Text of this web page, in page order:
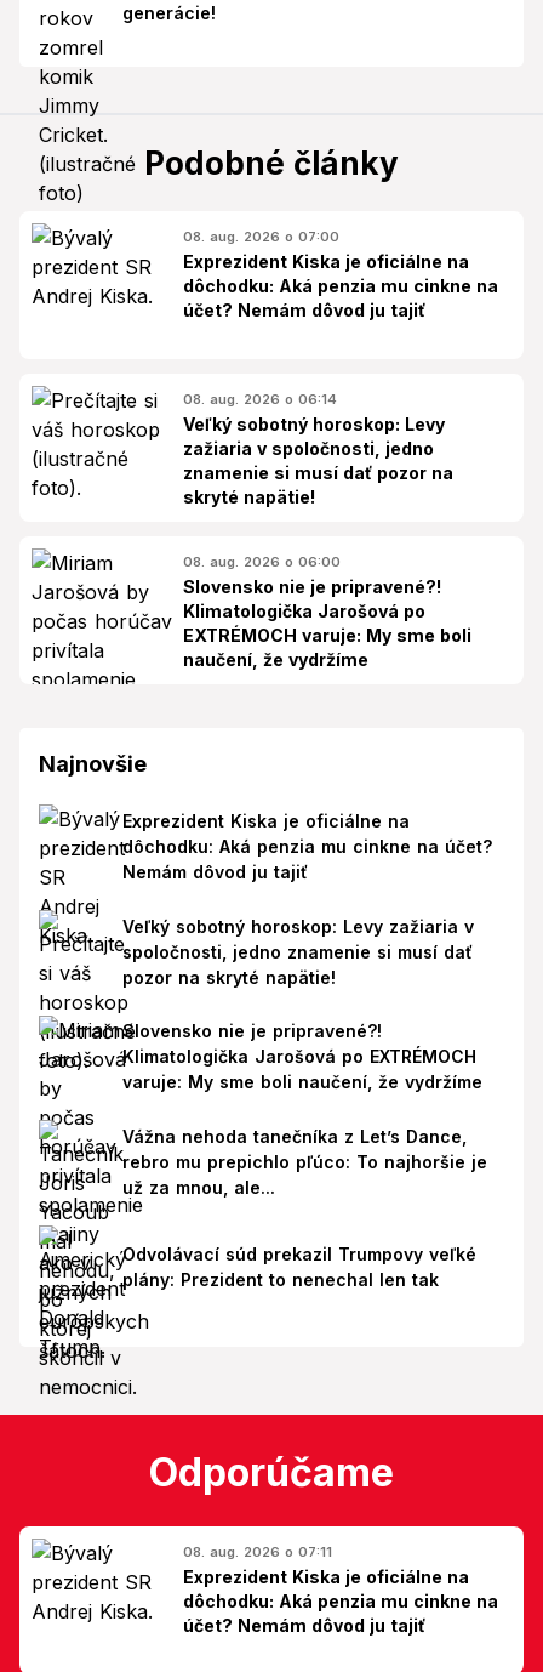
generácie!
Podobné články
08. aug. 2026 o 07:00
Exprezident Kiska je oficiálne na
dôchodku: Aká penzia mu cinkne na
účet? Nemám dôvod ju tajiť
08. aug. 2026 o 06:14
Veľký sobotný horoskop: Levy
zažiaria v spoločnosti, jedno
znamenie si musí dať pozor na
skryté napätie!
08. aug. 2026 o 06:00
Slovensko nie je pripravené?!
Klimatologička Jarošová po
EXTRÉMOCH varuje: My sme boli
naučení, že vydržíme
Najnovšie
Exprezident Kiska je oficiálne na
dôchodku: Aká penzia mu cinkne na účet?
Nemám dôvod ju tajiť
Veľký sobotný horoskop: Levy zažiaria v
spoločnosti, jedno znamenie si musí dať
pozor na skryté napätie!
Slovensko nie je pripravené?!
Klimatologička Jarošová po EXTRÉMOCH
varuje: My sme boli naučení, že vydržíme
Vážna nehoda tanečníka z Let’s Dance,
rebro mu prepichlo pľúco: To najhoršie je
už za mnou, ale...
Odvolávací súd prekazil Trumpovy veľké
plány: Prezident to nenechal len tak
Odporúčame
08. aug. 2026 o 07:11
Exprezident Kiska je oficiálne na
dôchodku: Aká penzia mu cinkne na
účet? Nemám dôvod ju tajiť